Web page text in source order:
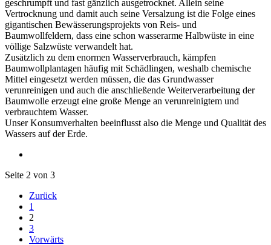
geschrumpft und fast gänzlich ausgetrocknet. Allein seine
Vertrocknung und damit auch seine Versalzung ist die Folge eines
gigantischen Bewässerungsprojekts von Reis- und
Baumwollfeldern, dass eine schon wasserarme Halbwüste in eine
völlige Salzwüste verwandelt hat.
Zusätzlich zu dem enormen Wasserverbrauch, kämpfen
Baumwollplantagen häufig mit Schädlingen, weshalb chemische
Mittel eingesetzt werden müssen, die das Grundwasser
verunreinigen und auch die anschließende Weiterverarbeitung der
Baumwolle erzeugt eine große Menge an verunreinigtem und
verbrauchtem Wasser.
Unser Konsumverhalten beeinflusst also die Menge und Qualität des
Wassers auf der Erde.
Seite 2 von 3
Zurück
1
2
3
Vorwärts